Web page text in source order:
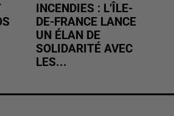
INCENDIES : L’ÎLE-
DE-FRANCE LANCE
UN ÉLAN DE
SOLIDARITÉ AVEC
LES...